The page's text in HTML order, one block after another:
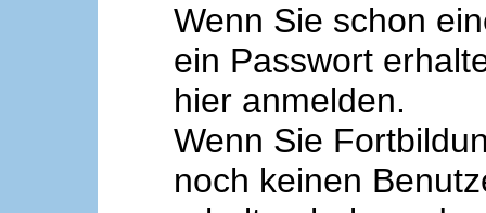
Wenn Sie schon
ein Passwort
hier anmelden.
Wenn Sie
noch keinen